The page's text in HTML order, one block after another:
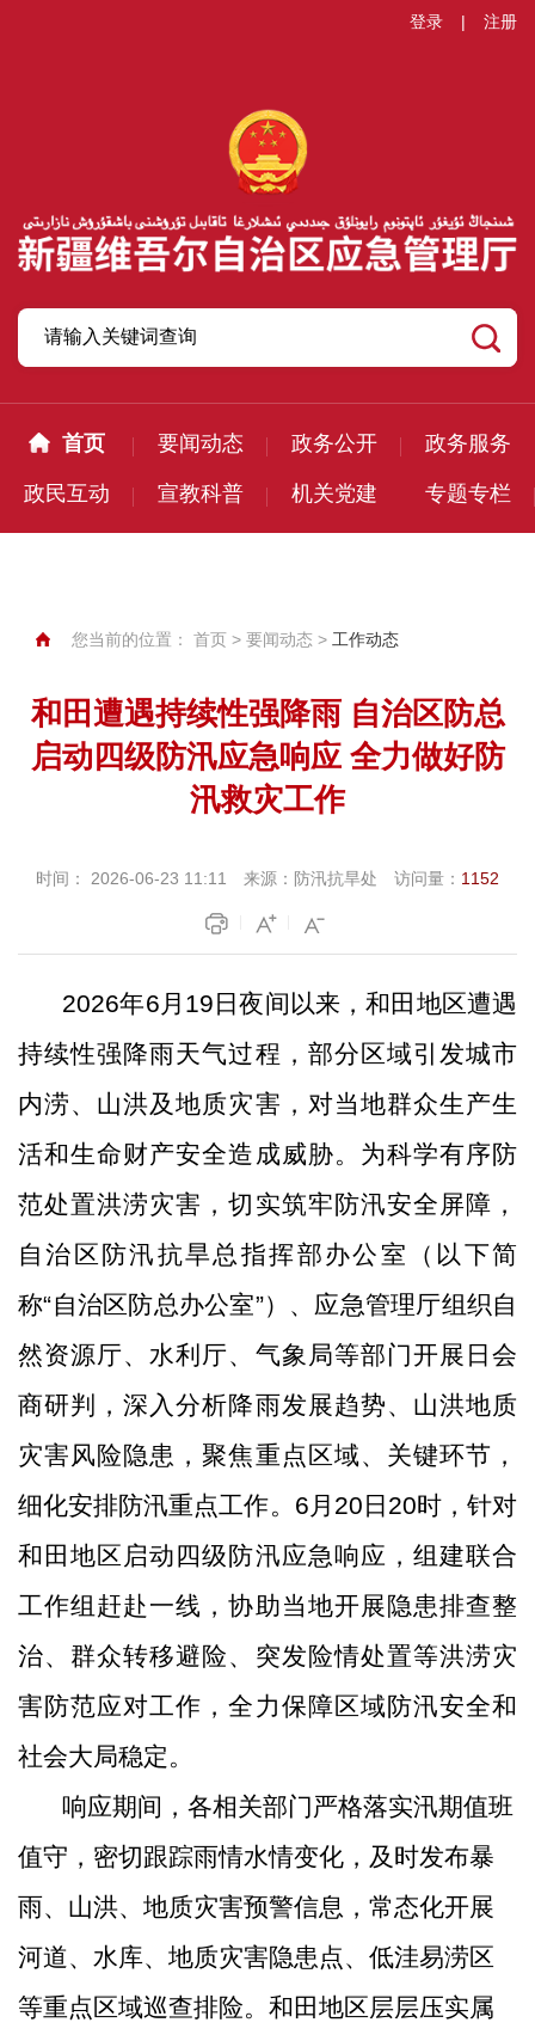
登录 | 注册
首页 要闻动态 政务公开 政务服务
政民互动 宣教科普 机关党建 专题专栏
您当前的位置： 首页 > 要闻动态 > 工作动态
和田遭遇持续性强降雨 自治区防总
启动四级防汛应急响应 全力做好防
汛救灾工作
时间： 2026-06-23 11:11 来源： 防汛抗旱处 访问量： 1152
2026年6 月 19 日夜间以来 ，和田地区遭遇
持续性强降雨天气过程， 部分区域引发城市
内涝、山洪及地质灾害，对当地群众生产生
活和生命财产安全造成威胁。为科学有序防
范处置洪涝灾害，切实筑牢防汛安全屏障，
自治区防汛抗旱总指挥部办公室
（以下简
称“自治区防总办公室”） 、应急管理厅组织自
然资源厅、水利厅、气象局等部门开展 日会
商研判，深入分析降雨发展趋势、山洪地质
灾害风险隐患，聚焦重点区域、关键环节，
细化安排防汛重点工作。 6 月 20 日 20时，针对
和田地区启动四级防汛应急响应， 组建联合
工作组赶赴一线 ，协助当地开展隐患排查整
治、群众转移避险、 突发险情处置等洪涝灾
害防范应对工作，全力保障区域防汛安全和
社会大局稳定。
响应期间，各相关部门严格落实汛期值班
值守，密切跟踪雨情水情变化，及时发布暴
雨、山洪、地质灾害预警信息，常态化开展
河道、水库、地质灾害隐患点、低洼易涝区
等重点区域巡查排险。和田地区层层压实属